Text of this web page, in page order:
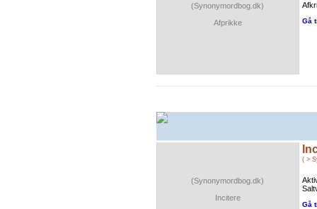
(Synonymordbog.dk)
Afprikke
Gå
(Synonymordbog.dk)
Incitere
( >
Gå